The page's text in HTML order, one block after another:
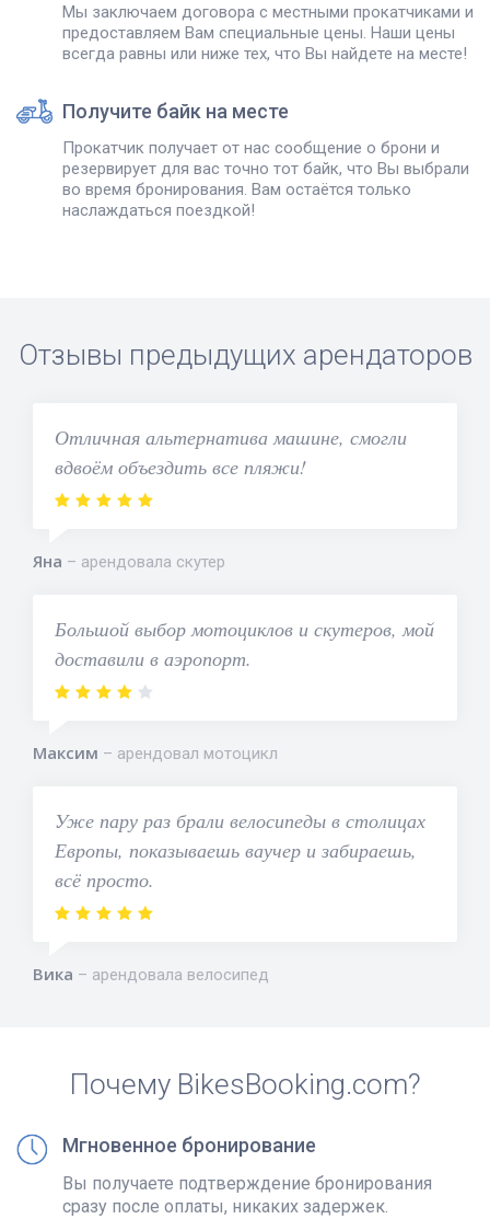
Мы заключаем договора с местными прокатчиками и
предоставляем Вам специальные цены. Наши цены
всегда равны или ниже тех, что Вы найдете на месте!
Получите байк на месте
Прокатчик получает от нас сообщение о брони и
резервирует для вас точно тот байк, что Вы выбрали
во время бронирования. Вам остаётся только
наслаждаться поездкой!
Отзывы предыдущих арендаторов
Отличная альтернатива машине, смогли
вдвоём объездить все пляжи!
Яна арендовала скутер
Большой выбор мотоциклов и скутеров, мой
доставили в аэропорт.
Максим арендовал мотоцикл
Уже пару раз брали велосипеды в столицах
Европы, показываешь ваучер и забираешь,
всё просто.
Вика арендовала велосипед
Почему BikesBooking.com?
Мгновенное бронирование
Вы получаете подтверждение бронирования
сразу после оплаты, никаких задержек.